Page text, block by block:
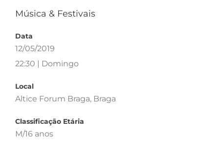
Música & Festivais
Data
12/05/2019
22:30 | Domingo
Local
Altice Forum Braga, Braga
Classificação Etária
M/16 anos